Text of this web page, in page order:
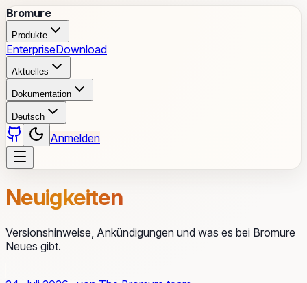
Bromure
Produkte
EnterpriseDownload
Aktuelles
Dokumentation
Deutsch
Anmelden
Neuigkeiten
Versionshinweise, Ankündigungen und was es bei Bromure
Neues gibt.